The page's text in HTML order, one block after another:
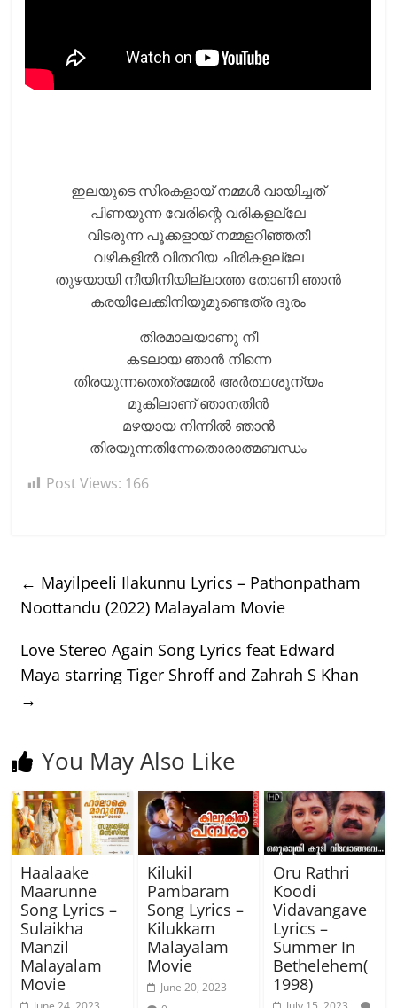
ഇലയുടെ സിരകളായ് നമ്മള്‍ വായിച്ചത്
പിണയുന്ന വേരിന്റെ വരികളല്ലേ
വിടരുന്ന പൂക്കളായ് നമ്മളറിഞ്ഞതീ
വഴികളില്‍ വിതറിയ ചിരികളല്ലേ
തുഴയായി നീയിനിയില്ലാത്ത തോണി ഞാന്‍
കരയിലേക്കിനിയുമുണ്ടെത്ര ദൂരം
തിരമാലയാണു നീ
കടലായ ഞാന്‍ നിന്നെ
തിരയുന്നതെത്രമേല്‍ അര്‍ത്ഥശൂന്യം
മുകിലാണ് ഞാനതിന്‍
മഴയായ നിന്നില്‍ ഞാന്‍
തിരയുന്നതിന്നേതൊരാത്മബന്ധം
Post Views: 166
← Mayilpeeli Ilakunnu Lyrics – Pathonpatham
Noottandu (2022) Malayalam Movie
Love Stereo Again Song Lyrics feat Edward
Maya starring Tiger Shroff and Zahrah S Khan
→
You May Also Like
Haalaake
Maarunne
Song Lyrics –
Sulaikha
Manzil
Malayalam
Movie
Kilukil
Pambaram
Song Lyrics –
Kilukkam
Malayalam
Movie
June 20, 2023
Oru Rathri
Koodi
Vidavangave
Lyrics –
Summer In
Bethelehem(
1998)